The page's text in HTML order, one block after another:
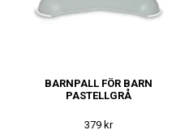
BARNPALL FÖR BARN
PASTELLGRÅ
379 kr